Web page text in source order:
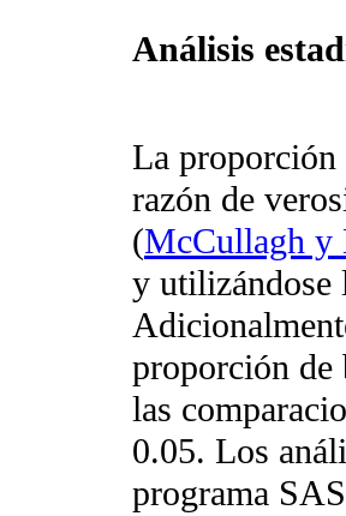
Análisis
La proporción
razón de
(McCullagh y
y utilizándose
proporción
las
0.05. Los
programa